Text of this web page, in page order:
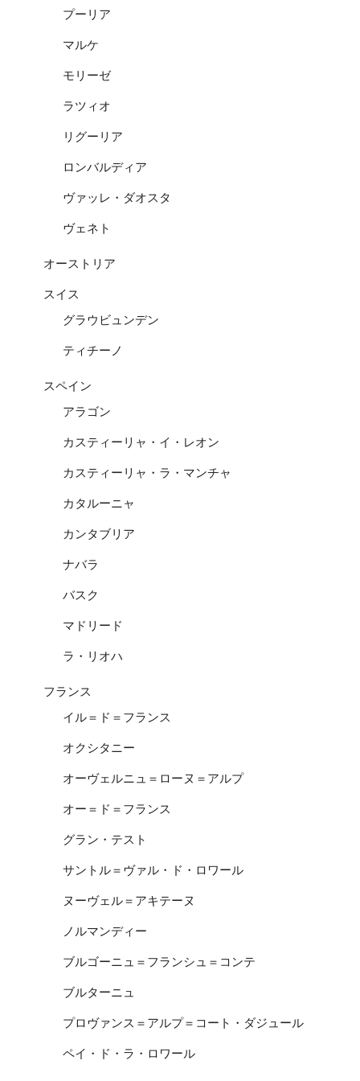
プーリア
マルケ
モリーゼ
ラツィオ
リグーリア
ロンバルディア
ヴァッレ・ダオスタ
ヴェネト
オーストリア
スイス
グラウビュンデン
ティチーノ
スペイン
アラゴン
カスティーリャ・イ・レオン
カスティーリャ・ラ・マンチャ
カタルーニャ
カンタブリア
ナバラ
バスク
マドリード
ラ・リオハ
フランス
イル＝ド＝フランス
オクシタニー
オーヴェルニュ＝ローヌ＝アルプ
オー＝ド＝フランス
グラン・テスト
サントル＝ヴァル・ド・ロワール
ヌーヴェル＝アキテーヌ
ノルマンディー
ブルゴーニュ＝フランシュ＝コンテ
ブルターニュ
プロヴァンス＝アルプ＝コート・ダジュール
ペイ・ド・ラ・ロワール